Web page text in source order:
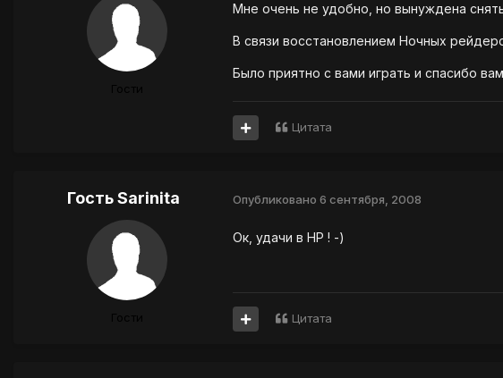
Мне очень не удобно, но вынуждена
В связи восстановлением Ночных
Было приятно с вами играть и спасибо
Цитата
Гость Sarinita Опубликовано 6 сентября, 2008
Ок, удачи в НР ! -)
Цитата